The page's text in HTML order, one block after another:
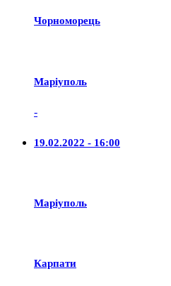
Чорноморець
Маріуполь
-
19.02.2022 - 16:00
Маріуполь
Карпати